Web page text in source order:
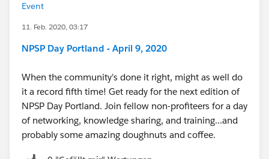
Event
11. Feb. 2020, 03:17
NPSP Day Portland - April 9, 2020
When the community's done it right, might as well do
it a record fifth time! Get ready for the next edition of
NPSP Day Portland. Join fellow non-profiteers for a day
of networking, knowledge sharing, and training...and
probably some amazing doughnuts and coffee.